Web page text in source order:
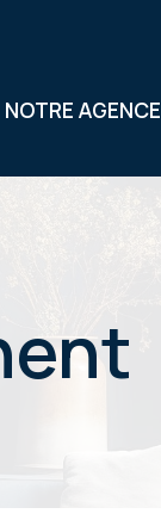
NOTRE AGENCE
Notre équipe